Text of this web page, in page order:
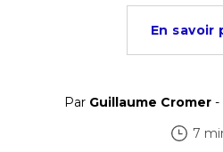
En savoir
Par Guillaume Cromer-
7